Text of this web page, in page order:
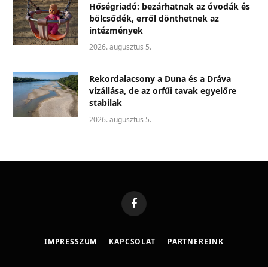
Hőségriadó: bezárhatnak az óvodák és
bölcsődék, erről dönthetnek az
intézmények
2026. augusztus 5.
Rekordalacsony a Duna és a Dráva
vízállása, de az orfűi tavak egyelőre
stabilak
2026. augusztus 5.
Facebook
IMPRESSZUM KAPCSOLAT PARTNEREINK